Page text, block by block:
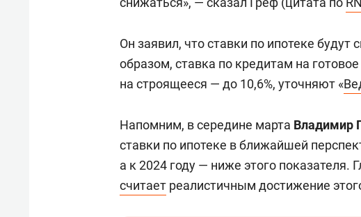
Он заявил, что ставки по ипотеке будут
образом, ставка по кредитам на
на строящееся — до 10,6%, уточняют «
Напомним, в середине марта Владимир
ставки по ипотеке в ближайшей
а к 2024 году — ниже этого показателя.
считает реалистичным достижение